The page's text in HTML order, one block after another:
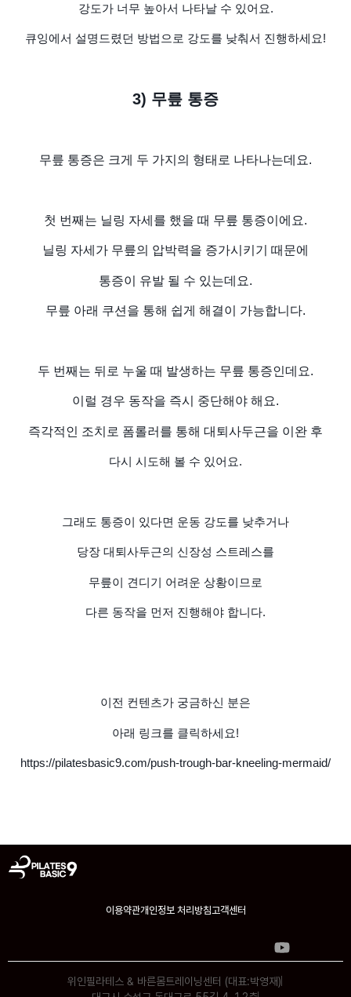
강도가 너무 높아서 나타날 수 있어요.
큐잉에서 설명드렸던 방법으로 강도를 낮춰서 진행하세요!
3) 무릎 통증
무릎 통증은 크게 두 가지의 형태로 나타나는데요.
첫 번째는 닐링 자세를 했을 때 무릎 통증이에요.
닐링 자세가 무릎의 압박력을 증가시키기 때문에
통증이 유발 될 수 있는데요.
무릎 아래 쿠션을 통해 쉽게 해결이 가능합니다.
두 번째는 뒤로 누울 때 발생하는 무릎 통증인데요.
이럴 경우 동작을 즉시 중단해야 해요.
즉각적인 조치로 폼롤러를 통해 대퇴사두근을 이완 후
다시 시도해 볼 수 있어요.
그래도 통증이 있다면 운동 강도를 낮추거나
당장 대퇴사두근의 신장성 스트레스를
무릎이 견디기 어려운 상황이므로
다른 동작을 먼저 진행해야 합니다.
이전 컨텐츠가 궁금하신 분은
아래 링크를 클릭하세요!
https://pilatesbasic9.com/push-trough-bar-kneeling-mermaid/
이용약관개인정보 처리방침고객센터
위인필라테스 & 바른몸트레이닝센터 (대표:박영재)